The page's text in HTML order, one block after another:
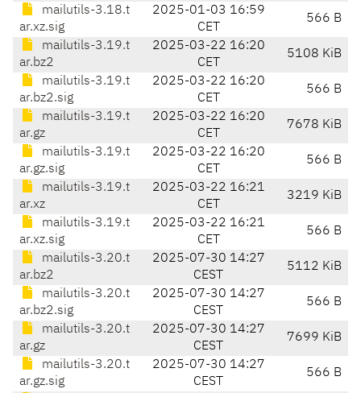
mailutils-3.18.t
ar.xz.sig
2025-01-03 16:59
CET
566 B
mailutils-3.19.t
ar.bz2
2025-03-22 16:20
CET
5108 KiB
mailutils-3.19.t
ar.bz2.sig
2025-03-22 16:20
CET
566 B
mailutils-3.19.t
ar.gz
2025-03-22 16:20
CET
7678 KiB
mailutils-3.19.t
ar.gz.sig
2025-03-22 16:20
CET
566 B
mailutils-3.19.t
ar.xz
2025-03-22 16:21
CET
3219 KiB
mailutils-3.19.t
ar.xz.sig
2025-03-22 16:21
CET
566 B
mailutils-3.20.t
ar.bz2
2025-07-30 14:27
CEST
5112 KiB
mailutils-3.20.t
ar.bz2.sig
2025-07-30 14:27
CEST
566 B
mailutils-3.20.t
ar.gz
2025-07-30 14:27
CEST
7699 KiB
mailutils-3.20.t
ar.gz.sig
2025-07-30 14:27
CEST
566 B